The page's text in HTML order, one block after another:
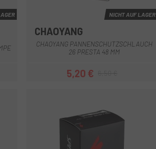
NICHT AUF LAGER
CHAOYANG
CHAOYANG PANNENSCHUTZSCHLAUCH
26 PRESTA 48 MM
Preis
5,20 €Regulärer Preis